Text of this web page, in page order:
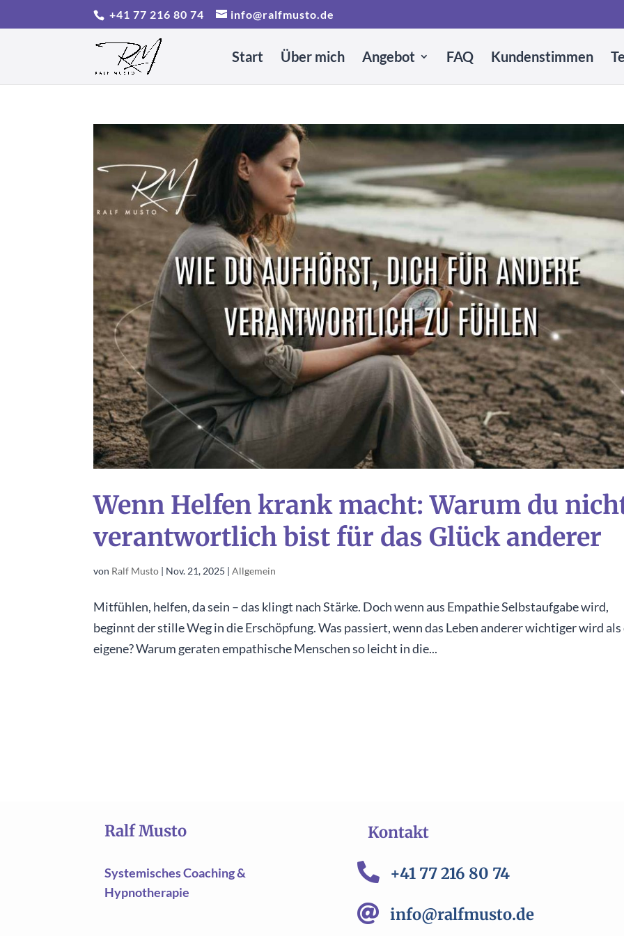
+41 77 216 80 74 info@ralfmusto.de
Start Über mich Angebot FAQ Kundenstimmen
Wenn Helfen krank macht: Warum du
verantwortlich bist für das Glück anderer
von Ralf Musto | Nov. 21, 2025 |Allgemein
Mitfühlen, helfen, da sein – das klingt nach Stärke. Doch wenn aus Empathie Selbstaufgabe wird,
beginnt der stille Weg in die Erschöpfung. Was passiert, wenn das Leben anderer wichtiger wird als
eigene? Warum geraten empathische Menschen so leicht in die...
Ralf Musto
Systemisches Coaching &
Hypnotherapie
Kontakt
 +41 77 216 80 74
 info@ralfmusto.de